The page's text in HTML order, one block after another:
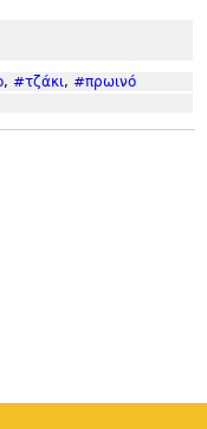
, #τζάκι, #πρωινό